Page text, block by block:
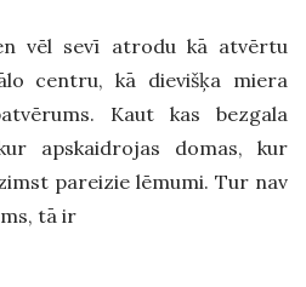
vēl sevī atrodu kā atvērtu
centru, kā dievišķa miera
Kaut kas bezgala
apskaidrojas domas, kur
pareizie lēmumi. Tur nav
tā ir